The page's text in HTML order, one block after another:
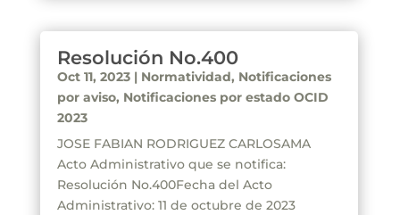
Resolución No.400
Oct 11, 2023| Normatividad, Notificaciones
por aviso, Notificaciones por estado OCID
2023
JOSE FABIAN RODRIGUEZ CARLOSAMA
Acto Administrativo que se notifica:
Resolución No.400Fecha del Acto
Administrativo: 11 de octubre de 2023